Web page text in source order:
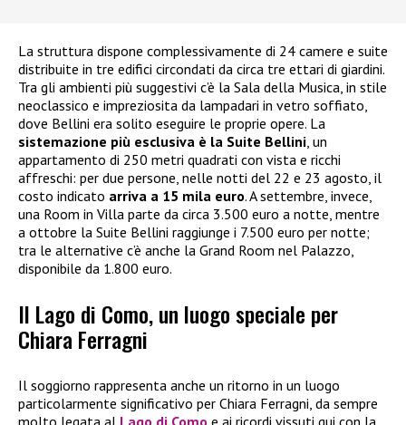
La struttura dispone complessivamente di 24 camere e suite
distribuite in tre edifici circondati da circa tre ettari di giardini.
Tra gli ambienti più suggestivi c’è la Sala della Musica, in stile
neoclassico e impreziosita da lampadari in vetro soffiato,
dove Bellini era solito eseguire le proprie opere. La
sistemazione più esclusiva è la Suite Bellini, un
appartamento di 250 metri quadrati con vista e ricchi
affreschi: per due persone, nelle notti del 22 e 23 agosto, il
costo indicato arriva a 15 mila euro. A settembre, invece,
una Room in Villa parte da circa 3.500 euro a notte, mentre
a ottobre la Suite Bellini raggiunge i 7.500 euro per notte;
tra le alternative c’è anche la Grand Room nel Palazzo,
disponibile da 1.800 euro.
Il Lago di Como, un luogo speciale per
Chiara Ferragni
Il soggiorno rappresenta anche un ritorno in un luogo
particolarmente significativo per Chiara Ferragni, da sempre
molto legata al Lago di Como e ai ricordi vissuti qui con la